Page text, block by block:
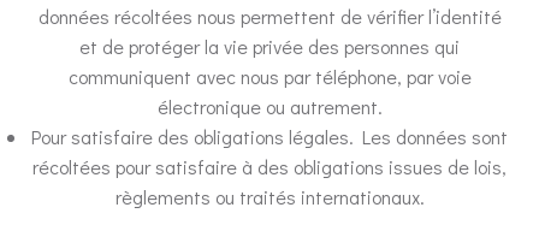
données récoltées nous permettent de vérifier l’identité
et de protéger la vie privée des personnes qui
communiquent avec nous par téléphone, par voie
électronique ou autrement.
Pour satisfaire des obligations légales. Les données sont
récoltées pour satisfaire à des obligations issues de lois,
règlements ou traités internationaux.